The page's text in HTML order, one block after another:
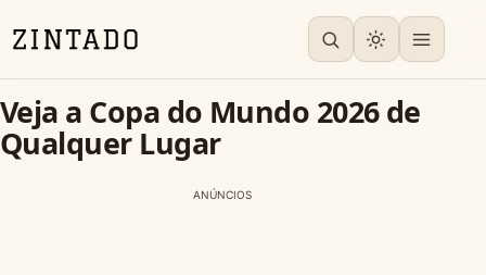
Veja a Copa do Mundo 2026 de
Qualquer Lugar
ANÚNCIOS